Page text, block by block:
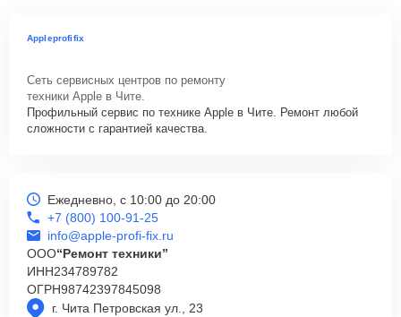
Appleprofifix
Сеть сервисных центров по ремонту
техники Apple в Чите.
Профильный сервис по технике Apple в Чите. Ремонт любой
сложности с гарантией качества.
г. Чита Петровская ул., 23
Ежедневно, с 10:00 до 20:00
+7 (800) 100-91-25
info@apple-profi-fix.ru
ООО“Ремонт техники”
ИНН234789782
ОГРН98742397845098